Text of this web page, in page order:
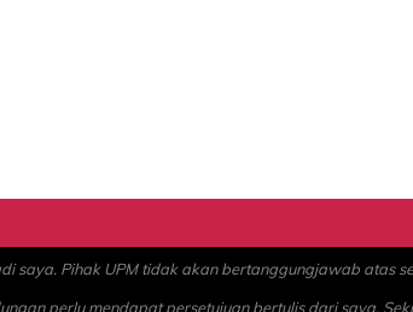
saya. Pihak UPM tidak akan bertanggungjawab atas
perlu mendapat persetujuan bertulis dari saya.